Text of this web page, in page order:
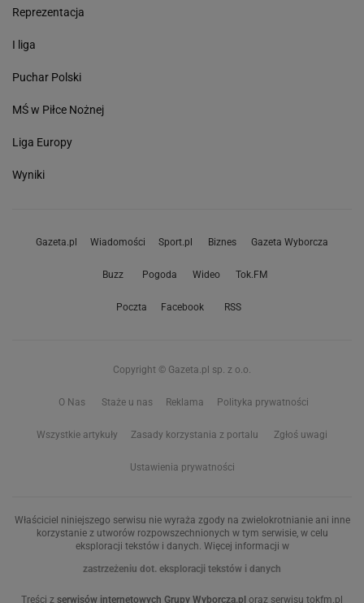
Reprezentacja
I liga
Puchar Polski
MŚ w Piłce Nożnej
Liga Europy
Wyniki
Gazeta.pl Wiadomości Sport.pl Biznes Gazeta Wyborcza
Buzz Pogoda Wideo Tok.FM
Poczta Facebook RSS
Copyright © Gazeta.pl sp. z o.o.
O Nas Staże u nas Reklama Polityka prywatności
Wszystkie artykuły Zasady korzystania z portalu Zgłoś uwagi
Ustawienia prywatności
Właściciel niniejszego serwisu nie wyraża zgody na zwielokrotnianie ani inne
korzystanie z utworów rozpowszechnionych w tym serwisie, w celu
eksploracji tekstów i danych. Więcej informacji w
zastrzeżeniu dot. eksploracji tekstów i danych
Treści z serwisów internetowych Grupy Wyborcza.pl oraz serwisu tokfm.pl